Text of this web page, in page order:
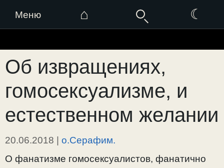
Меню ⌂ ☾
к
содержимому
Об извращениях,
гомосексуализме, и
естественном желании
20.06.2018 | о.Серафим.
О фанатизме гомосексуалистов, фанатично